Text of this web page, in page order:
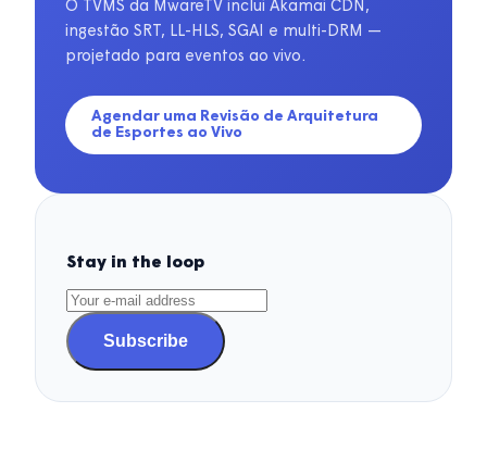
O TVMS da MwareTV inclui Akamai CDN,
ingestão SRT, LL-HLS, SGAI e multi-DRM —
projetado para eventos ao vivo.
Agendar uma Revisão de Arquitetura
de Esportes ao Vivo
Stay in the loop
Subscribe